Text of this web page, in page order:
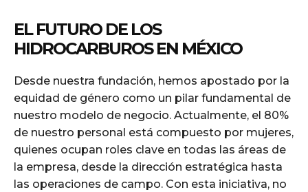
EL FUTURO DE LOS
HIDROCARBUROS EN MÉXICO
Desde nuestra fundación, hemos apostado por la
equidad de género como un pilar fundamental de
nuestro modelo de negocio. Actualmente, el 80%
de nuestro personal está compuesto por mujeres,
quienes ocupan roles clave en todas las áreas de
la empresa, desde la dirección estratégica hasta
las operaciones de campo. Con esta iniciativa, no